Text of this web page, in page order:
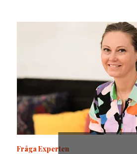
Fråga Experten